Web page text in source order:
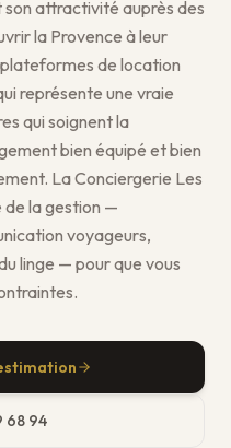
attractivité auprès des
la Provence à leur
de location
représente une vraie
qui soignent la
bien équipé et bien
La Conciergerie Les
de la gestion —
voyageurs,
linge — pour que vous
68 94